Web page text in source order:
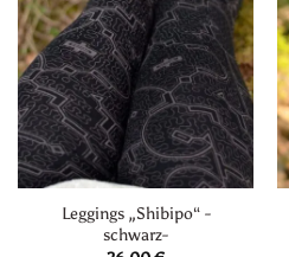
Leggings „Shibipo“ -
schwarz-